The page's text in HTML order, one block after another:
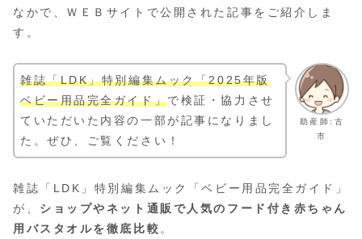
なかで、ＷＥＢサイトで公開された記事をご紹介しま
す。
助産師:古
市
雑誌「LDK」特別編集ムック「2025年版
ベビー用品完全ガイド」で検証・協力させ
ていただいた内容の一部が記事になりまし
た。ぜひ、ご覧ください！
雑誌「LDK」特別編集ムック「ベビー用品完全ガイド」
が、 ショップやネット通販で人気のフード付き赤ちゃん
用バスタオルを徹底比較 。